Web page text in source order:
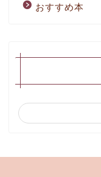
おすすめ本